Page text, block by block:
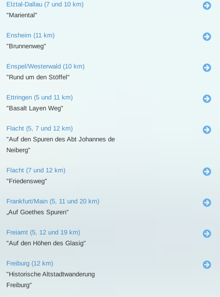
Elztal-Dallau (7 und 10 km)
"Mariental"
Ensheim (11 km)
"Brunnenweg"
Enspel/Westerwald (10 km)
"Rund um den Stöffel"
Ettringen (5 und 11 km)
"Basalt Layen Weg"
Flacht (5, 7 und 12 km)
"Auf den Spuren des Abt Johannes de
Neiberg"
Flacht (7 und 12 km)
"Friedensweg"
Frankfurt/Main (5, 11 und 20 km)
„Auf Goethes Spuren"
Freiamt (5, 12 und 19 km)
"Auf den Höhen des Glasig"
Freiburg (12 km)
"Historische Altstadtwanderung
Freiburg"